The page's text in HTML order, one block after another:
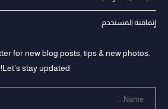
إتفاقية المستخدم
for new blog posts, tips & new photos.
Let's stay updated!